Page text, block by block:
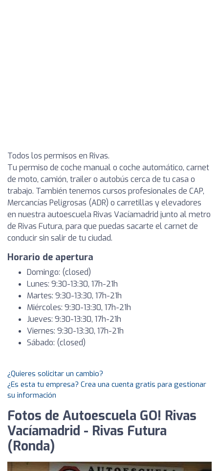
Todos los permisos en Rivas.
Tu permiso de coche manual o coche automático, carnet
de moto, camión, trailer o autobús cerca de tu casa o
trabajo. También tenemos cursos profesionales de CAP,
Mercancías Peligrosas (ADR) o carretillas y elevadores
en nuestra autoescuela Rivas Vacíamadrid junto al metro
de Rivas Futura, para que puedas sacarte el carnet de
conducir sin salir de tu ciudad.
Horario de apertura
Domingo: (closed)
Lunes: 9:30-13:30, 17h-21h
Martes: 9:30-13:30, 17h-21h
Miércoles: 9:30-13:30, 17h-21h
Jueves: 9:30-13:30, 17h-21h
Viernes: 9:30-13:30, 17h-21h
Sábado: (closed)
¿Quieres solicitar un cambio?
¿Es esta tu empresa? Crea una cuenta gratis para gestionar
su información
Fotos de Autoescuela GO! Rivas
Vacíamadrid - Rivas Futura
(Ronda)